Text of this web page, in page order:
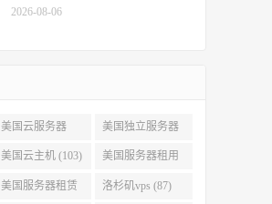
2026-08-06
美国云服务器
(143)
美国独立服务器
(118)
美国云主机 (103) 美国服务器租用
(99)
美国服务器租赁 洛杉矶vps (87)